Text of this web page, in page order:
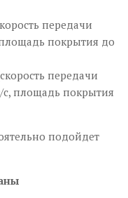
передачи
покрытия до
передачи
площадь покрытия
подойдет